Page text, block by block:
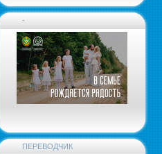
-
ПЕРЕВОДЧИК